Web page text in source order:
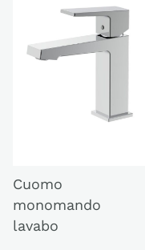
Cuomo
monomando
lavabo